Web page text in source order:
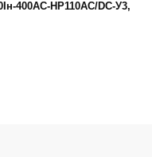
400AC-НР110AC/DC-У3,